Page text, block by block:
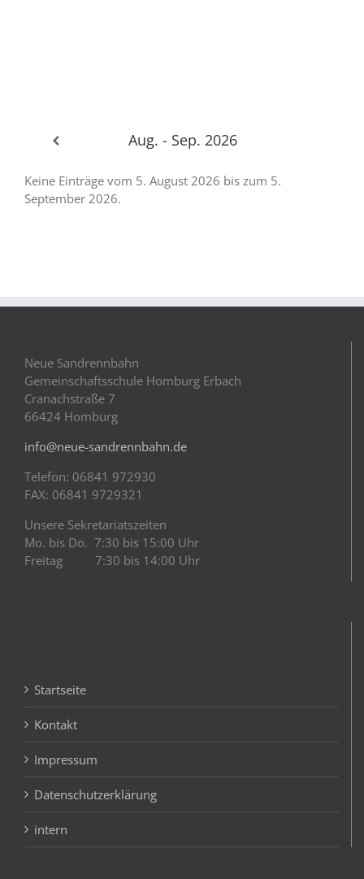
Aug. - Sep. 2026
Keine Einträge vom 5. August 2026 bis zum 5.
September 2026.
Neue Sandrennbahn
Gemeinschaftsschule Homburg Erbach
Cranachstraße 7
66424 Homburg
info@neue-sandrennbahn.de
Telefon: 06841 972930
FAX: 06841 9729321
Unsere Sekretariatszeiten
Mo. bis Do. 7:30 bis 15:00 Uhr
Freitag 7:30 bis 14:00 Uhr
Startseite
Kontakt
Impressum
Datenschutzerklärung
intern